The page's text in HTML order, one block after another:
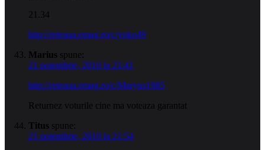
21.34
http://reteaua.emag.ro/c/yoko49
Marius spune:
21 noiembrie, 2010 la 21:41
http://reteaua.emag.ro/c/Maryus1985
Returnez voturile cine ma voteaza garantat
Titus spune:
21 noiembrie, 2010 la 21:54